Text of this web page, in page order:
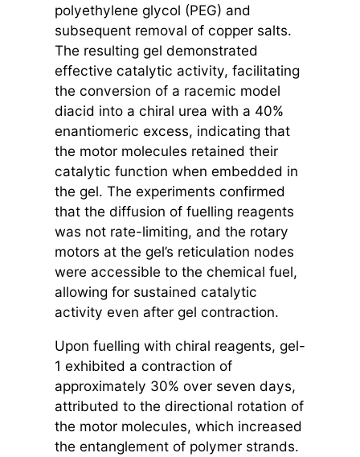
polyethylene glycol (PEG) and
subsequent removal of copper salts.
The resulting gel demonstrated
effective catalytic activity, facilitating
the conversion of a racemic model
diacid into a chiral urea with a 40%
enantiomeric excess, indicating that
the motor molecules retained their
catalytic function when embedded in
the gel. The experiments confirmed
that the diffusion of fuelling reagents
was not rate-limiting, and the rotary
motors at the gel’s reticulation nodes
were accessible to the chemical fuel,
allowing for sustained catalytic
activity even after gel contraction.
Upon fuelling with chiral reagents, gel-
1 exhibited a contraction of
approximately 30% over seven days,
attributed to the directional rotation of
the motor molecules, which increased
the entanglement of polymer strands.